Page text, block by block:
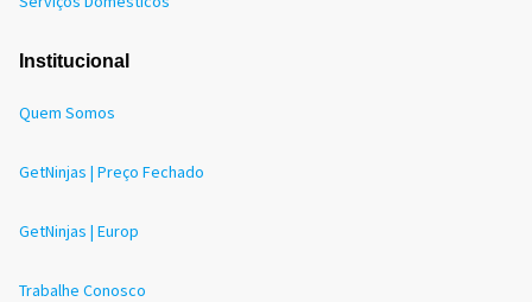
Institucional
Quem Somos
GetNinjas | Preço Fechado
GetNinjas | Europ
Trabalhe Conosco